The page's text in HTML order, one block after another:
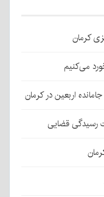
کرمان
می‌کنیم
رسیدگی قضایی